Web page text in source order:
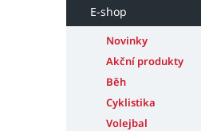
a
E-shop
Novinky
Akční produkty
Běh
Cyklistika
Volejbal